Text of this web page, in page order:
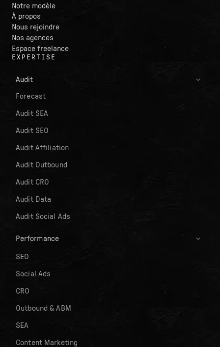
Notre modèle
À propos
Nous rejoindre
Nos agences
Espace freelance
EXPERTISE
Audit
Forecast
Audit SEA
Audit SEO
Audit Affiliation
Audit Outbound
Audit CRO
Audit Data
Audit Social Ads
Performance
SEO
Social Ads
CRO
Outbound & ABM
SEA
Content Marketing